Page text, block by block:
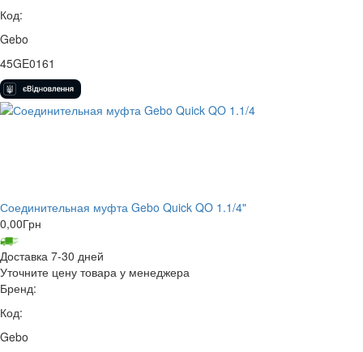
Код:
Gebo
45GE0161
Соединительная муфта Gebo Quick QO 1.1/4"
0,00Грн
Доставка 7-30 дней
Уточните цену товара у менеджера
Бренд:
Код:
Gebo